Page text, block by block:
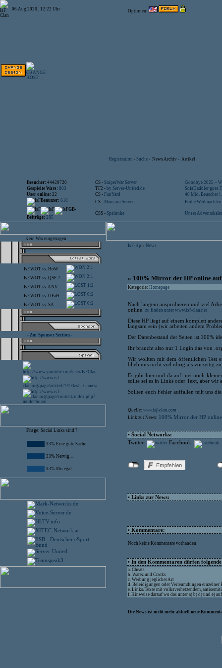
06.Aug.2026 , 12:22 Uhr Optionen:
Registration - Suche - News Archiv - Artikel
Besucher: 44420720 CS - SniperWar Server
Goodbye 2025 –
Gespielte Wars: 803 TF2 - by Server-United.de
SofaDaddler goes
User online: 22 CS - FunYard
40 Mio. Beuscher
Benutzer: 618 CS - Mansion Server
Frohe
GB-
Beiträge: 285
CSS - Spelunke Unser
Kein War eingetragen
IsF.WOT vs. HoW 2:1
IsF.WOT vs. QSF-7 2:1
IsF.WOT vs.ANV 1:2
IsF.WOT vs. OFaH 0:2
IsF.WOT vs. SA 0:2
- Zur Sponsor Section -
Frage: Social Links sind ?
33% Eine gute Sache ...
33% Nervig ...
33% Mir egal ...
IsF-Hp > News
» 100% Mirror der HP online auf
Kategorie: Homepage
Nach langem ausprobieren und viel
online. zu finden unter www.isf-clan.net
Diese HP liegt auf einem komplett
langsam sein (wir arbeiten andem
Der Datenbestand der Seiten ist 100%
Ihr braucht also nur 1 Login das von
Wir wollten mit dem öffentlichen Test
blieb uns nicht viel übrig als vorzeitig zu
Es gibt hier und da auf .net noch
sollte sei es in Links oder Text, aber wir
Sollten euch Fehler auffallen teilt uns
Quelle: www.isf-clan.com
Link zur News: 100% Mirror der HP
• Social Networks:
Twitter:
Facebook:
• Links zur News:
• Kommentare:
Noch keine Kommentare vorhanden
• In den Kommentaren dürfen
a. Cheats
b. Warez und Cracks
c. Werbung jeglicher Art
d. Beleidigungen oder Verleumdungen einzelner
e. Links/Texte mit volksverhetzendem,
f. Hinweise darauf wo das unter a) b) d) und e)
Die News ist nicht mehr aktuell neue